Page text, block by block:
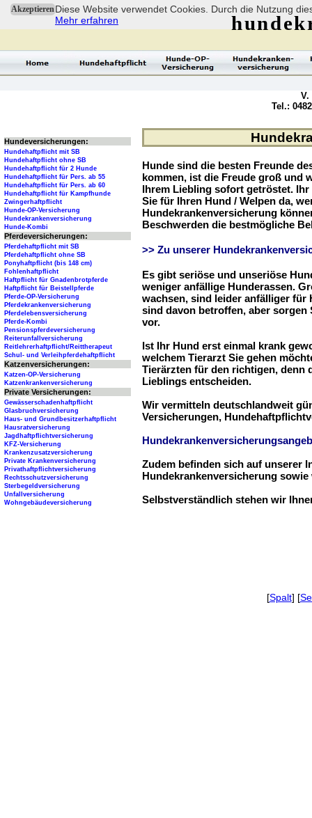
AkzeptierenDiese Website verwendet Cookies. Durch die Nutzung
Mehr erfahren
Hunde sind die besten Freunde
kommen, ist die Freude groß und
Ihrem Liebling sofort getröstet.
Sie für Ihren Hund / Welpen da,
Hundekrankenversicherung
Beschwerden die bestmögliche
>> Zu unserer
Es gibt seriöse und unseriöse
weniger anfällige Hunderassen.
wachsen, sind leider anfälliger für
sind davon betroffen, aber sorgen
vor.
Ist Ihr Hund erst einmal krank
welchem Tierarzt Sie gehen
Tierärzten für den richtigen, denn
Lieblings entscheiden.
Wir vermitteln deutschlandweit
Versicherungen,
Zudem befinden sich auf unserer
Hundekrankenversicherung
Selbstverständlich stehen wir
Hundeversicherungen:
Hundehaftpflicht mit SB
Hundehaftpflicht ohne SB
Hundehaftpflicht für 2 Hunde
Hundehaftpflicht für Pers. ab 55
Hundehaftpflicht für Pers. ab 60
Hundehaftpflicht für Kampfhunde
Zwingerhaftpflicht
Hunde-OP-Versicherung
Hundekrankenversicherung
Hunde-Kombi
Pferdeversicherungen:
Pferdehaftpflicht mit SB
Pferdehaftpflicht ohne SB
Ponyhaftpflicht (bis 148 cm)
Fohlenhaftpflicht
Haftpflicht für Gnadenbrotpferde
Haftpflicht für Beistellpferde
Pferde-OP-Versicherung
Pferdekrankenversicherung
Pferdelebensversicherung
Pferde-Kombi
Pensionspferdeversicherung
Reiterunfallversicherung
Reitlehrerhaftpflicht/Reittherapeut
Schul- und Verleihpferdehaftpflicht
Katzenversicherungen:
Katzen-OP-Versicherung
Katzenkrankenversicherung
Private Versicherungen:
Gewässerschadenhaftpflicht
Glasbruchversicherung
Haus- und Grundbesitzerhaftpflicht
Hausratversicherung
Jagdhaftpflichtversicherung
KFZ-Versicherung
Krankenzusatzversicherung
Private Krankenversicherung
Privathaftpflichtversicherung
Rechtsschutzversicherung
Sterbegeldversicherung
Unfallversicherung
Wohngebäudeversicherung
V.
Tel.:
[Spalt] [